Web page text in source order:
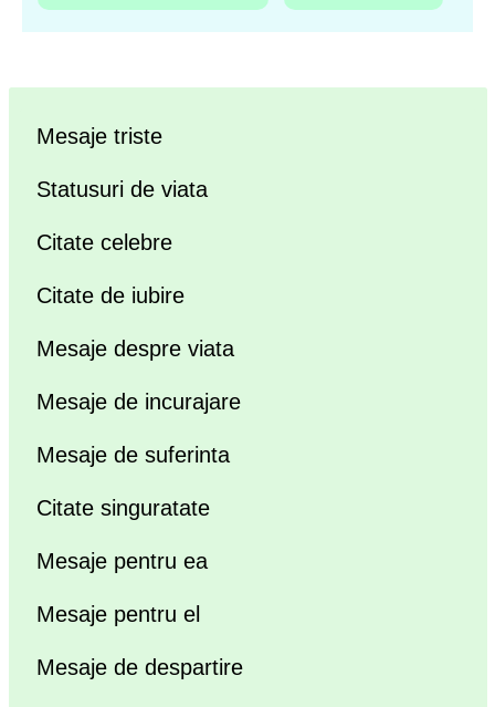
Mesaje triste
Statusuri de viata
Citate celebre
Citate de iubire
Mesaje despre viata
Mesaje de incurajare
Mesaje de suferinta
Citate singuratate
Mesaje pentru ea
Mesaje pentru el
Mesaje de despartire